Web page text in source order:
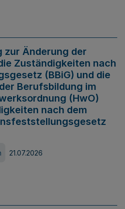
zur Änderung der
Zuständigkeiten nach
(BBiG) und die
Berufsbildung im
(HwO)
nach dem
21.07.2026